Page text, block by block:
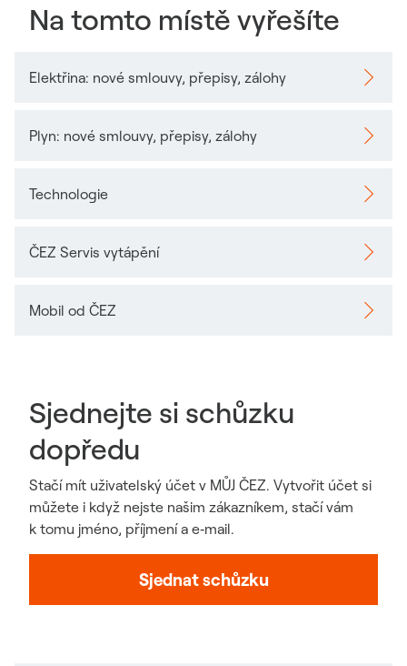
Na tomto místě vyřešíte
Elektřina: nové smlouvy, přepisy, zálohy
Odkaz se otevře v novém okně
Plyn: nové smlouvy, přepisy, zálohy
Odkaz se otevře v novém okně
Technologie
Odkaz se otevře v novém okně
ČEZ Servis vytápění
Odkaz se otevře v novém okně
Mobil od ČEZ
Odkaz se otevře v novém okně
Sjednejte si schůzku
dopředu
Stačí mít uživatelský účet v MŮJ ČEZ. Vytvořit účet si
můžete i když nejste našim zákazníkem, stačí vám
k tomu jméno, příjmení a e‑mail.
Sjednat schůzkuOdkaz se otevře